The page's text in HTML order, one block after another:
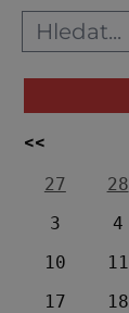
<<
27
28
3
4
10
11
17
18